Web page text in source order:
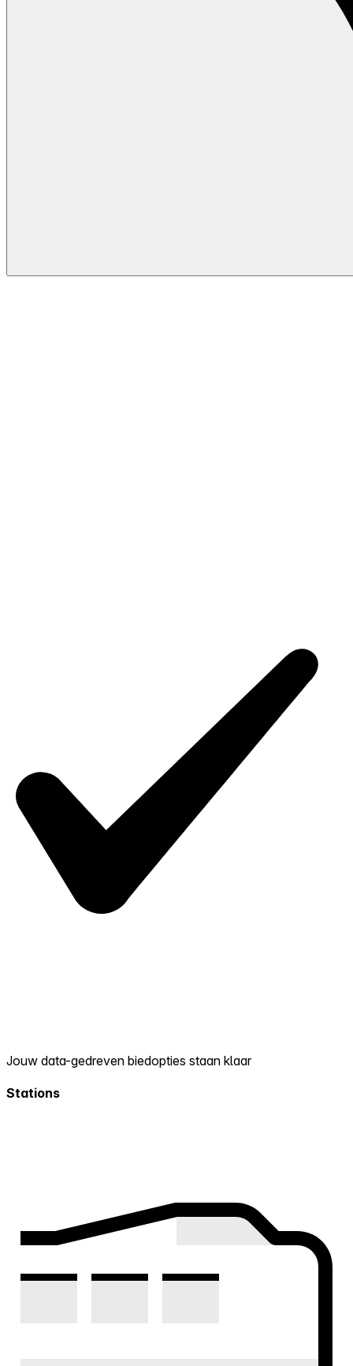
Jouw data-gedreven biedopties staan klaar
Stations